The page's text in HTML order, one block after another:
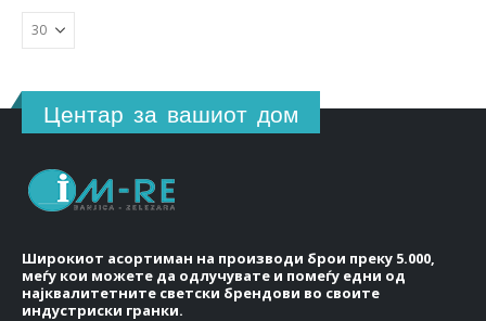
Центар за вашиот дом
Широкиот асортиман на производи брои преку 5.000,
меѓу кои можете да одлучувате и помеѓу едни од
најквалитетните светски брендови во своите
индустриски гранки.